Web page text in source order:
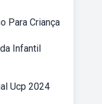
Para Criança
Infantil
Ucp 2024